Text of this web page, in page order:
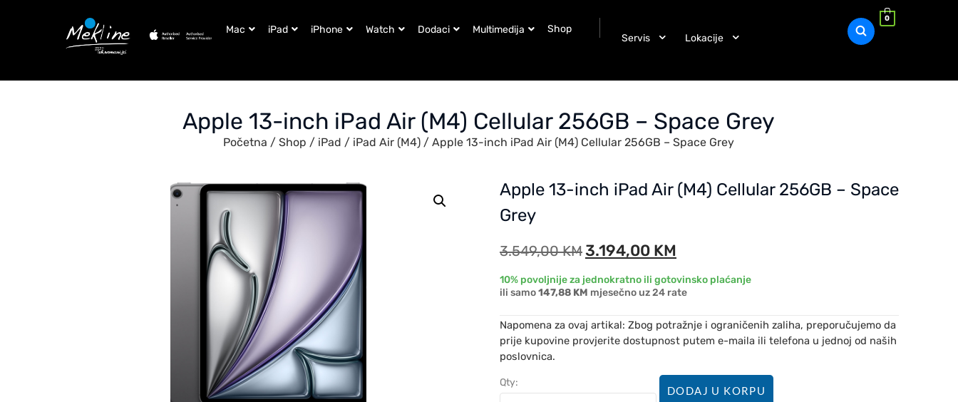
Mac iPad iPhone Watch Dodaci Multimedija Shop
Servis Lokacije
0
Apple 13-inch iPad Air (M4) Cellular 256GB – Space Grey
Početna / Shop / iPad / iPad Air (M4)/ Apple 13-inch iPad Air (M4) Cellular 256GB – Space Grey
Apple 13-inch iPad Air (M4) Cellular 256GB – Space
Grey
3.549,00KM3.194,00 KM
10% povoljnije za jednokratno ili gotovinsko plaćanje
ili samo147,88 KM mjesečno uz 24 rate
Napomena za ovaj artikal: Zbog potražnje i ograničenih zaliha, preporučujemo da
prije kupovine provjerite dostupnost putem e-maila ili telefona u jednoj od naših
poslovnica.
Qty:
DODAJ U KORPU